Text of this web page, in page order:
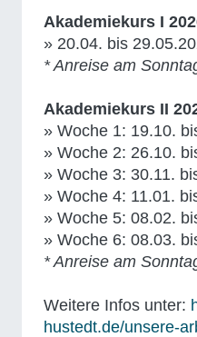
Akademiekurs I
» 20.04. bis
* Anreise am
Akademiekurs II
» Woche 1: 19.10.
» Woche 2: 26.10.
» Woche 3: 30.11.
» Woche 4: 11.01.
» Woche 5: 08.02.
» Woche 6: 08.03.
* Anreise am
Weitere Infos unter:
hustedt.de/unsere-